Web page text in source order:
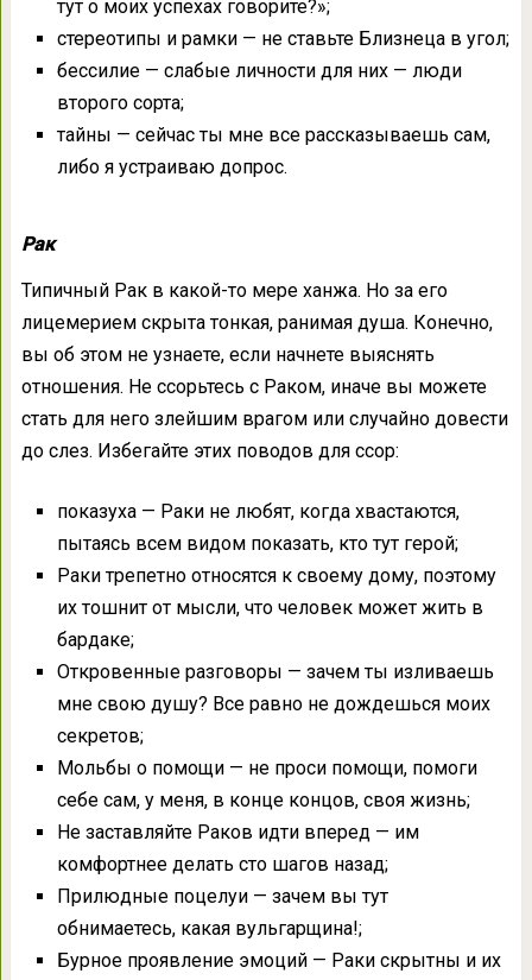
тут о моих успехах говорите?»;
стереотипы и рамки — не ставьте Близнеца в угол;
бессилие — слабые личности для них — люди
второго сорта;
тайны — сейчас ты мне все рассказываешь сам,
либо я устраиваю допрос.
Рак
Типичный Рак в какой-то мере ханжа. Но за его
лицемерием скрыта тонкая, ранимая душа. Конечно,
вы об этом не узнаете, если начнете выяснять
отношения. Не ссорьтесь с Раком, иначе вы можете
стать для него злейшим врагом или случайно довести
до слез. Избегайте этих поводов для ссор:
показуха — Раки не любят, когда хвастаются,
пытаясь всем видом показать, кто тут герой;
Раки трепетно относятся к своему дому, поэтому
их тошнит от мысли, что человек может жить в
бардаке;
Откровенные разговоры — зачем ты изливаешь
мне свою душу? Все равно не дождешься моих
секретов;
Мольбы о помощи — не проси помощи, помоги
себе сам, у меня, в конце концов, своя жизнь;
Не заставляйте Раков идти вперед — им
комфортнее делать сто шагов назад;
Прилюдные поцелуи — зачем вы тут
обнимаетесь, какая вульгарщина!;
Бурное проявление эмоций — Раки скрытны и их